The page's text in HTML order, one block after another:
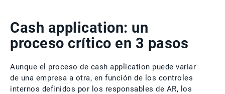
Cash application: un
proceso crítico en 3 pasos
Aunque el proceso de cash application puede variar
de una empresa a otra, en función de los controles
internos definidos por los responsables de AR, los